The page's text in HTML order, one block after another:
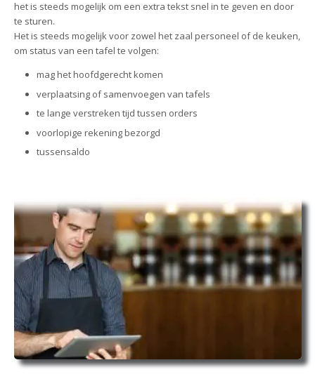
het is steeds mogelijk om een extra tekst snel in te geven en door
te sturen.
Het is steeds mogelijk voor zowel het zaal personeel of de keuken,
om status van een tafel te volgen:
mag het hoofdgerecht komen
verplaatsing of samenvoegen van tafels
te lange verstreken tijd tussen orders
voorlopige rekening bezorgd
tussensaldo